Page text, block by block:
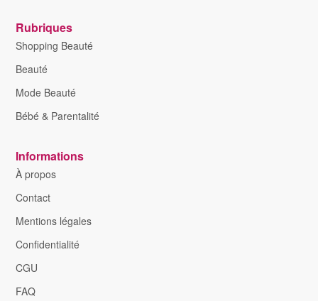
Rubriques
Shopping Beauté
Beauté
Mode Beauté
Bébé & Parentalité
Informations
À propos
Contact
Mentions légales
Confidentialité
CGU
FAQ